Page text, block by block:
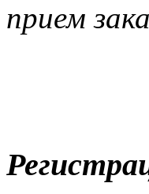
прием